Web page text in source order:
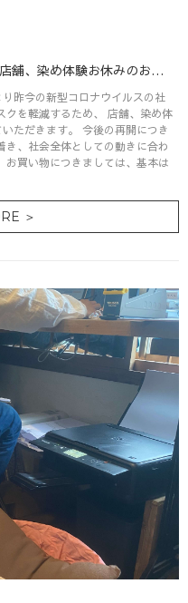
新型コロナウイルスの影響に伴う、店舗、染め体験お休みのお知らせ
昨今の新型コロナウイルスの社
クを軽減するため、 店舗、染め体
今後の再開につき
、社会全体としての動きに合わ
＞